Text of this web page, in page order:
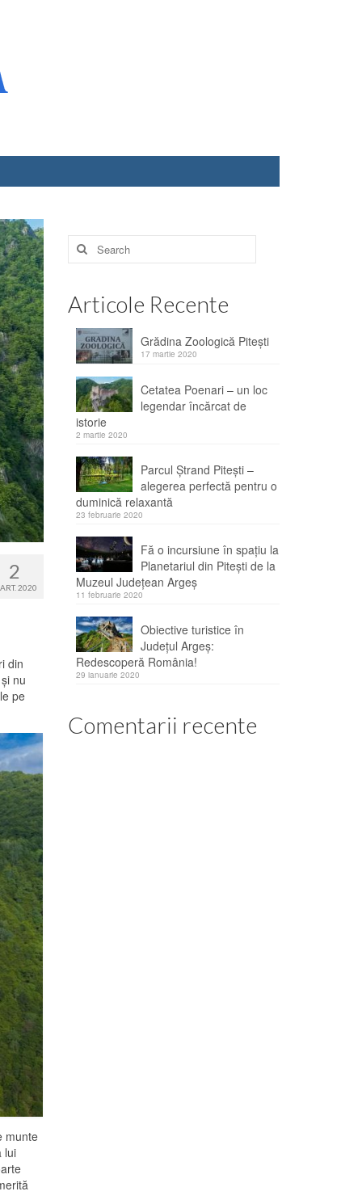
2
2020
din
nu
pe
munte
lui
Search
for:
Articole Recente
Grădina Zoologică Piteşti
17 martie 2020
Cetatea Poenari – un loc
legendar încărcat de
istorie
2 martie 2020
Parcul Ştrand Piteşti –
alegerea perfectă pentru o
duminică relaxantă
23 februarie 2020
Fă o incursiune în spațiu la
Planetariul din Pitești de la
Muzeul Județean Argeș
11 februarie 2020
Obiective turistice în
Judeţul Argeş:
Redescoperă România!
29 ianuarie 2020
Comentarii recente